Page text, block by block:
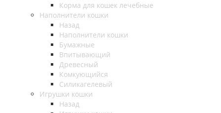
Корма для кошек лечебные
Наполнители кошки
Назад
Наполнители кошки
Бумажные
Впитывающий
Древесный
Комкующийся
Силикагелевый
Игрушки кошки
Назад